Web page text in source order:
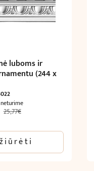
luboms ir
(244 x
25,77€